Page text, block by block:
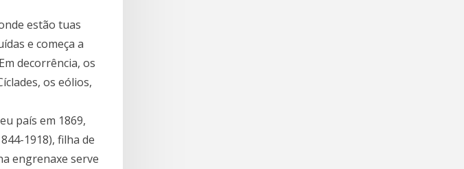
estão tuas
e começa a
decorrência, os
os eólios,
país em 1869,
1918), filha de
engrenaxe serve